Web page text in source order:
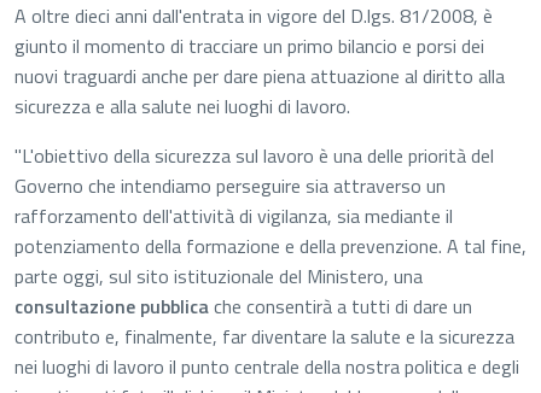
A oltre dieci anni dall'entrata in vigore del D.lgs. 81/2008, è
giunto il momento di tracciare un primo bilancio e porsi dei
nuovi traguardi anche per dare piena attuazione al diritto alla
sicurezza e alla salute nei luoghi di lavoro.
"L'obiettivo della sicurezza sul lavoro è una delle priorità del
Governo che intendiamo perseguire sia attraverso un
rafforzamento dell'attività di vigilanza, sia mediante il
potenziamento della formazione e della prevenzione. A tal fine,
parte oggi, sul sito istituzionale del Ministero, una
consultazione pubblicache consentirà a tutti di dare un
contributo e, finalmente, far diventare la salute e la sicurezza
nei luoghi di lavoro il punto centrale della nostra politica e degli